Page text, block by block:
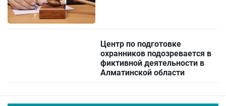
Центр по подготовке
охранников подозревается в
фиктивной деятельности в
Алматинской области